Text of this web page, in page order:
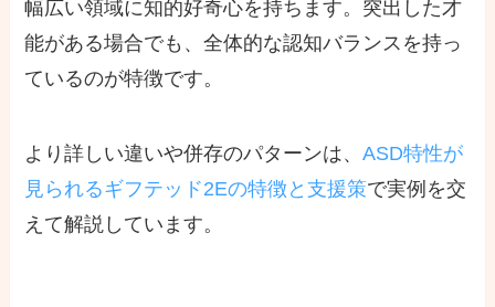
幅広い領域に知的好奇心を持ちます。突出した才
能がある場合でも、全体的な認知バランスを持っ
ているのが特徴です。
より詳しい違いや併存のパターンは、ASD特性が
見られるギフテッド2Eの特徴と支援策で実例を交
えて解説しています。